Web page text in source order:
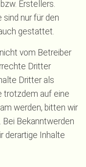
Erstellers.
nur für den
gestattet.
vom Betreiber
Dritter
Dritter als
trotzdem auf eine
werden, bitten wir
Bekanntwerden
derartige Inhalte